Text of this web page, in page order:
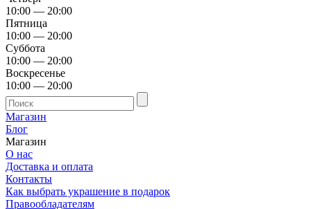
10:00 — 20:00
Пятница
10:00 — 20:00
Суббота
10:00 — 20:00
Воскресенье
10:00 — 20:00
Магазин
Блог
Магазин
О нас
Доставка и оплата
Контакты
Как выбрать украшение в подарок
Правообладателям